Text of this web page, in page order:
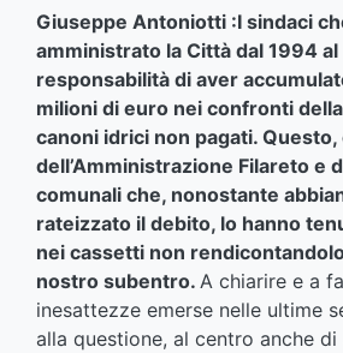
Giuseppe Antoniotti :I sindaci
amministrato la Città dal 1994
responsabilità di aver
milioni di euro nei confronti
canoni idrici non pagati.
dell’Amministrazione Filareto e
comunali che, nonostante
rateizzato il debito, lo hanno
nei cassetti non
nostro subentro. A chiarire e a
inesattezze emerse nelle ultime
alla questione, al centro anche di